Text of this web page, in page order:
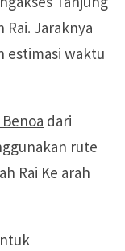
Rai. Jaraknya
estimasi waktu
dari
rute
Rai Ke arah